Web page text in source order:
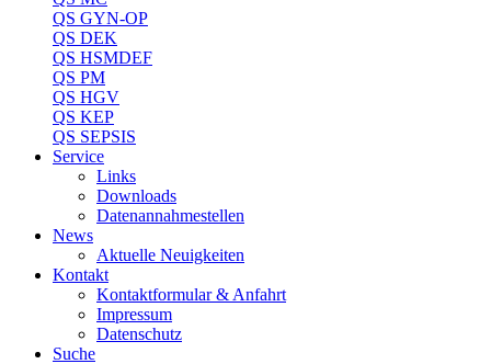
QS GYN-OP
QS DEK
QS HSMDEF
QS PM
QS HGV
QS KEP
QS SEPSIS
Service
Links
Downloads
Datenannahmestellen
News
Aktuelle Neuigkeiten
Kontakt
Kontaktformular & Anfahrt
Impressum
Datenschutz
Suche